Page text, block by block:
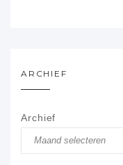
ARCHIEF
Archief